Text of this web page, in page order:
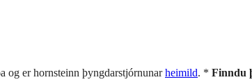
og er hornsteinn þyngdarstjórnunarheimild. * Finndu